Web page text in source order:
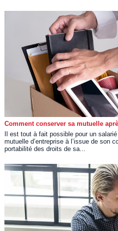
Comment conserver sa mutuelle
Il est tout à fait possible pour un
mutuelle d’entreprise à l’issue de son
portabilité des droits de sa...